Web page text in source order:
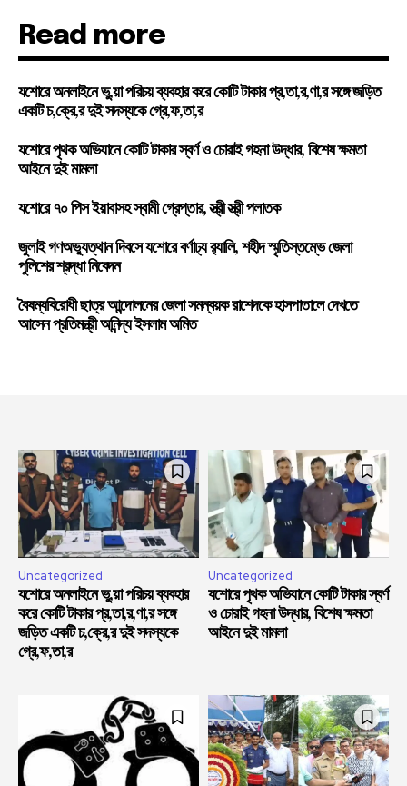
Read more
যশোরে অনলাইনে ভু,য়া পরিচয় ব্যবহার করে কোটি টাকার প্র,তা,র,ণা,র সঙ্গে জড়িত
একটি চ,ক্রে,র দুই সদস্যকে গ্রে,ফ,তা,র
যশোরে পৃথক অভিযানে কোটি টাকার স্বর্ণ ও চোরাই গহনা উদ্ধার, বিশেষ ক্ষমতা
আইনে দুই মামলা
যশোরে ৭০ পিস ইয়াবাসহ স্বামী গ্রেপ্তার, স্ত্রী স্ত্রী পলাতক
জুলাই গণঅভ্যুত্থান দিবসে যশোরে বর্ণাঢ্য র‍্যালি, শহীদ স্মৃতিস্তম্ভে জেলা
পুলিশের শ্রদ্ধা নিবেদন
বৈষম্যবিরোধী ছাত্র আন্দোলনের জেলা সমন্বয়ক রাশেদকে হাসপাতালে দেখতে
আসেন প্রতিমন্ত্রী অনিন্দ্য ইসলাম অমিত
Uncategorized
যশোরে অনলাইনে ভু,য়া পরিচয় ব্যবহার
করে কোটি টাকার প্র,তা,র,ণা,র সঙ্গে
জড়িত একটি চ,ক্রে,র দুই সদস্যকে
গ্রে,ফ,তা,র
Uncategorized
যশোরে পৃথক অভিযানে কোটি টাকার স্বর্ণ
ও চোরাই গহনা উদ্ধার, বিশেষ ক্ষমতা
আইনে দুই মামলা